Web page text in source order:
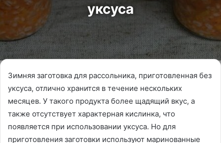
уксуса
Зимняя заготовка для рассольника, приготовленная без
уксуса, отлично хранится в течение нескольких
месяцев. У такого продукта более щадящий вкус, а
также отсутствует характерная кислинка, что
появляется при использовании уксуса. Но для
приготовления заготовки используют маринованные